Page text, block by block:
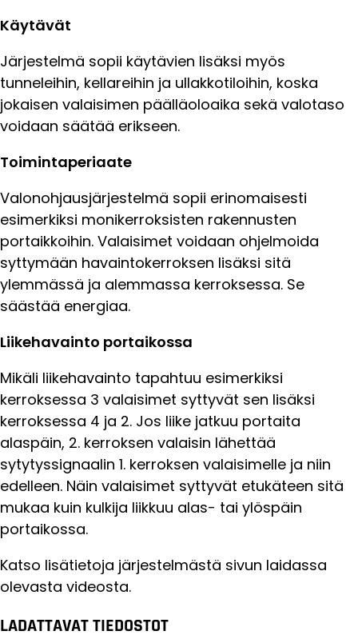
Käytävät
Järjestelmä sopii käytävien lisäksi myös
tunneleihin, kellareihin ja ullakkotiloihin, koska
jokaisen valaisimen päälläoloaika sekä valotaso
voidaan säätää erikseen.
Toimintaperiaate
Valonohjausjärjestelmä sopii erinomaisesti
esimerkiksi monikerroksisten rakennusten
portaikkoihin. Valaisimet voidaan ohjelmoida
syttymään havaintokerroksen lisäksi sitä
ylemmässä ja alemmassa kerroksessa. Se
säästää energiaa.
Liikehavainto portaikossa
Mikäli liikehavainto tapahtuu esimerkiksi
kerroksessa 3 valaisimet syttyvät sen lisäksi
kerroksessa 4 ja 2. Jos liike jatkuu portaita
alaspäin, 2. kerroksen valaisin lähettää
sytytyssignaalin 1. kerroksen valaisimelle ja niin
edelleen. Näin valaisimet syttyvät etukäteen sitä
mukaa kuin kulkija liikkuu alas- tai ylöspäin
portaikossa.
Katso lisätietoja järjestelmästä sivun laidassa
olevasta videosta.
LADATTAVAT TIEDOSTOT